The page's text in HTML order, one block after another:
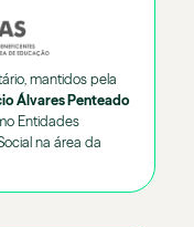
mantidos pela
Álvares Penteado
Entidades
na área da